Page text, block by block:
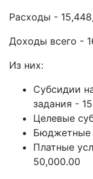
Расходы -
Доходы всего -
Из них:
Субсидии
задания -
Целевые
Бюджетные
Платные
50,000.00